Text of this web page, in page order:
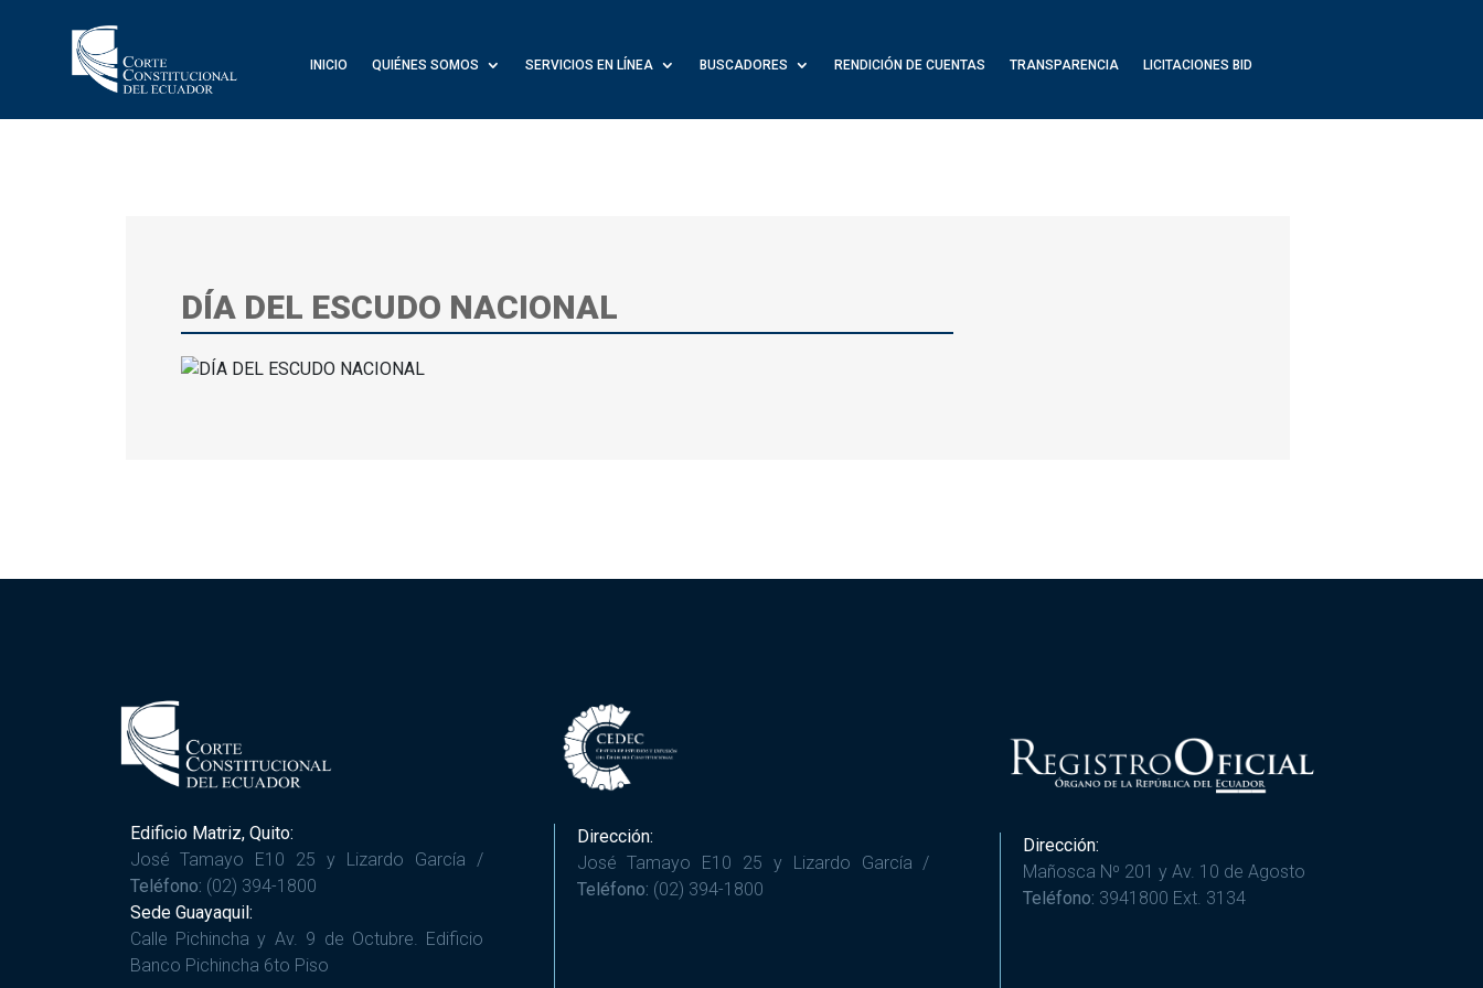
INICIO QUIÉNES SOMOS SERVICIOS EN LÍNEA BUSCADORES RENDICIÓN DE CUENTAS TRANSPARENCIA LICITACIONES BID
DÍA DEL ESCUDO NACIONAL
Edificio Matriz, Quito:
José Tamayo E10 25 y Lizardo García /
Teléfono: (02) 394-1800
Sede Guayaquil:
Calle Pichincha y Av. 9 de Octubre. Edificio
Banco Pichincha 6to Piso
Dirección:
José Tamayo E10 25 y Lizardo García /
Teléfono: (02) 394-1800
Dirección:
Mañosca Nº 201 y Av. 10 de Agosto
Teléfono: 3941800 Ext. 3134